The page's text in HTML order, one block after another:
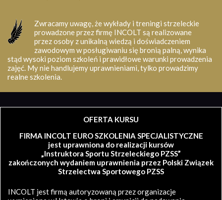
Zwracamy uwagę, że wykłady i treningi strzeleckie
prowadzone przez firmę INCOLT są realizowane
przez osoby z unikalną wiedzą i doświadczeniem
zawodowym w posługiwaniu się bronią palną, wynika
stąd wysoki poziom szkoleń i prawidłowe warunki prowadzenia
zajęć. My nie handlujemy uprawnieniami, tylko prowadzimy
realne szkolenia.
OFERTA KURSU
FIRMA INCOLT EURO SZKOLENIA SPECJALISTYCZNE
jest uprawniona do realizacji kursów
„Instruktora Sportu Strzeleckiego PZSS”
zakończonych wydaniem uprawnienia przez Polski Związek
Strzelectwa Sportowego PZSS
INCOLT jest firmą autoryzowaną przez organizacje